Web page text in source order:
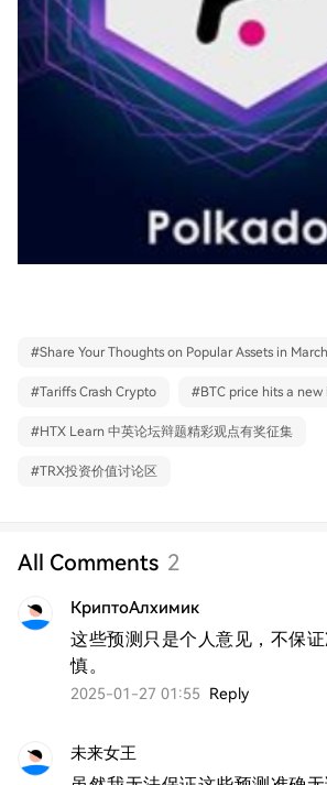
#Share Your Thoughts on Popular Assets in March
#Tariffs Crash Crypto #BTC price hits a
#HTX Learn 中英论坛辩题精彩观点有奖征集
#TRX投资价值讨论区
All Comments 2
КриптоАлхимик
这些预测只是个人意见，不保
慎。
2025-01-27 01:55 Reply
未来女王